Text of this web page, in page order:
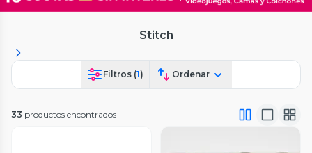
Stitch
Filtros (1) Ordenar
33 productos encontrados